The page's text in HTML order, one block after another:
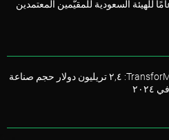
للهيئة السعودية للمقيّمين المعتمدين
ملتقى TransforME 2023: ٢,٤ تريليون دولار حجم صناعة